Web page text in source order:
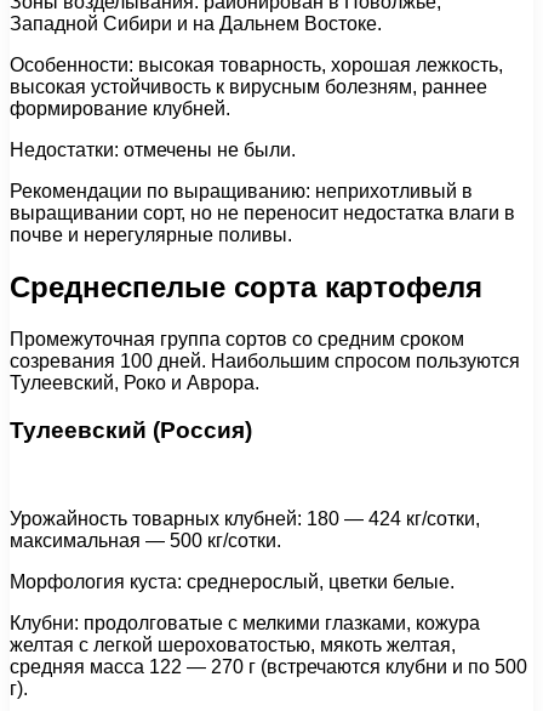
Западной Сибири и на Дальнем Востоке.
Особенности: высокая товарность, хорошая лежкость,
высокая устойчивость к вирусным болезням, раннее
формирование клубней.
Недостатки: отмечены не были.
Рекомендации по выращиванию: неприхотливый в
выращивании сорт, но не переносит недостатка влаги в
почве и нерегулярные поливы.
Среднеспелые сорта картофеля
Промежуточная группа сортов со средним сроком
созревания 100 дней. Наибольшим спросом пользуются
Тулеевский, Роко и Аврора.
Тулеевский (Россия)
Урожайность товарных клубней: 180 — 424 кг/сотки,
максимальная — 500 кг/сотки.
Морфология куста: среднерослый, цветки белые.
Клубни: продолговатые с мелкими глазками, кожура
желтая с легкой шероховатостью, мякоть желтая,
средняя масса 122 — 270 г (встречаются клубни и по 500
г).